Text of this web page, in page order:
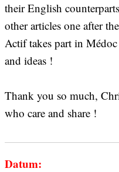
their English
other articles one after
Actif takes part in
and ideas !
Thank you so much,
who care and share !
Datum: